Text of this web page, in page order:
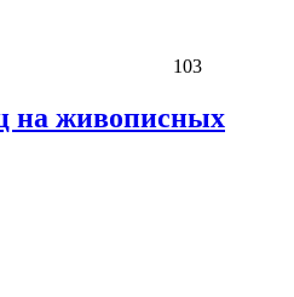
103
на живописных